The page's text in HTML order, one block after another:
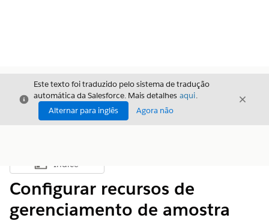
Fechar
Este texto foi traduzido pelo sistema de tradução
automática da Salesforce. Mais detalhes aqui.
Alternar para inglês
Agora não
Fechar
Mostrar índice
Índice
Configurar recursos de
gerenciamento de amostra